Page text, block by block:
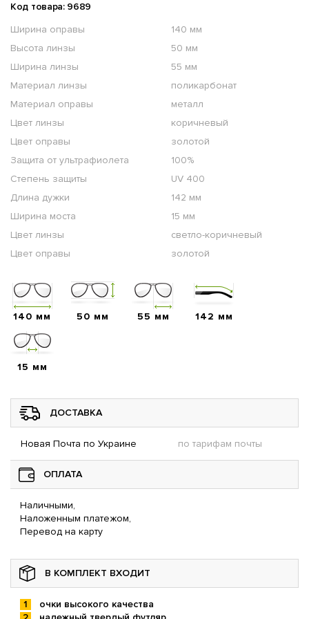
Код товара: 9689
Ширина оправы
140 мм
Высота линзы
50 мм
Ширина линзы
55 мм
Материал линзы
поликарбонат
Материал оправы
металл
Цвет линзы
коричневый
Цвет оправы
золотой
Защита от ультрафиолета
100%
Степень защиты
UV 400
Длина дужки
142 мм
Ширина моста
15 мм
Цвет линзы
светло-коричневый
Цвет оправы
золотой
140 мм 50 мм 55 мм 142 мм
15 мм
ДОСТАВКА
Новая Почта по Украине по тарифам почты
ОПЛАТА
Наличными,
Наложенным платежом,
Перевод на карту
В КОМПЛЕКТ ВХОДИТ
очки высокого качества